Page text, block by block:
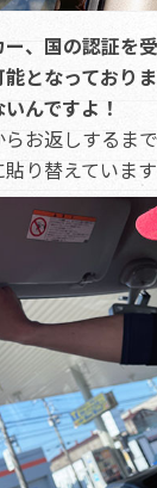
、国の認証を
となっており
んですよ！
お返しするま
り替えていま